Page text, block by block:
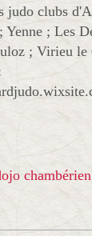
judo clubs
Yenne ; Les
; Virieu le
chambérien